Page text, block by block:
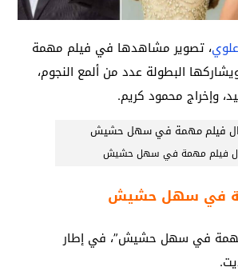
، تصوير مشاهدها في فيلم مهمة
البطولة عدد من ألمع النجوم،
وإخراج محمود كريم.
فيلم مهمة في سهل حشيش
في سهل حشيش
في سهل حشيش”، في إطار